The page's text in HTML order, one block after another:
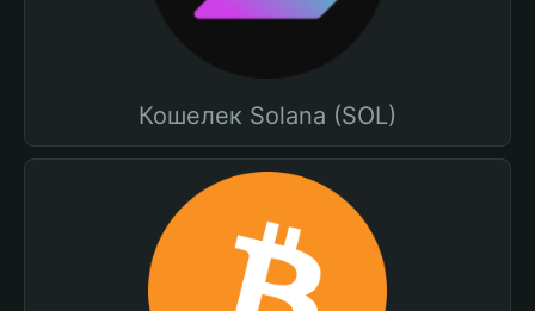
Кошелек Solana (SOL)